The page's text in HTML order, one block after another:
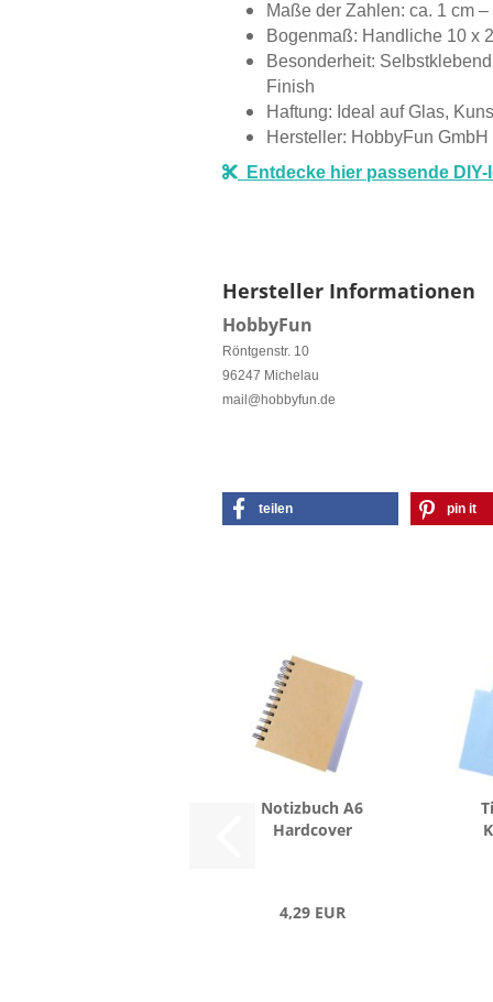
Maße der Zahlen: ca. 1 cm
Bogenmaß: Handliche 10 x
Besonderheit:
Finish
Haftung: Ideal auf Glas,
Hersteller: HobbyFun GmbH
Entdecke hier passende
Hersteller Informationen
HobbyFun
Röntgenstr. 10
96247 Michelau
mail@hobbyfun.de
teilen pin it
No­tiz­buch A6
Hard­co­ver
4,29 EUR